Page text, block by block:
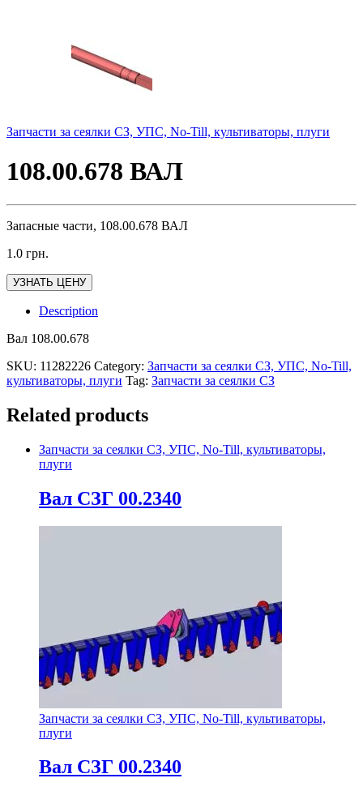
Запчасти за сеялки СЗ, УПС, No-Till, культиваторы, плуги
108.00.678 ВАЛ
Запасные части, 108.00.678 ВАЛ
1.0 грн.
УЗНАТЬ ЦЕНУ
Description
Вал 108.00.678
SKU: 11282226 Category: Запчасти за сеялки СЗ, УПС, No-Till,
культиваторы, плуги Tag: Запчасти за сеялки СЗ
Related products
Запчасти за сеялки СЗ, УПС, No-Till, культиваторы,
плуги
Вал СЗГ 00.2340
Запчасти за сеялки СЗ, УПС, No-Till, культиваторы,
плуги
Вал СЗГ 00.2340